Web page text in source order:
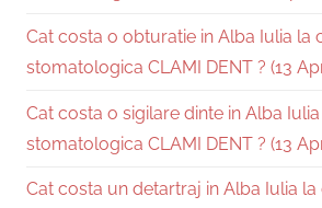
Cat costa o obturatie in Alba Iulia la
stomatologica CLAMI DENT ? (13
Cat costa o sigilare dinte in Alba
stomatologica CLAMI DENT ? (13
Cat costa un detartraj in Alba Iulia la